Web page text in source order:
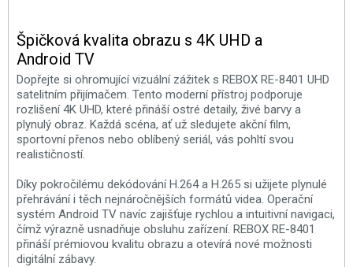
Špičková kvalita obrazu s 4K UHD a
Android TV
Dopřejte si ohromující vizuální zážitek s REBOX RE-8401 UHD
satelitním přijímačem. Tento moderní přístroj podporuje
rozlišení 4K UHD, které přináší ostré detaily, živé barvy a
plynulý obraz. Každá scéna, ať už sledujete akční film,
sportovní přenos nebo oblíbený seriál, vás pohltí svou
realističností.
Díky pokročilému dekódování H.264 a H.265 si užijete plynulé
přehrávání i těch nejnáročnějších formátů videa. Operační
systém Android TV navíc zajišťuje rychlou a intuitivní navigaci,
čímž výrazně usnadňuje obsluhu zařízení. REBOX RE-8401
přináší prémiovou kvalitu obrazu a otevírá nové možnosti
digitální zábavy.